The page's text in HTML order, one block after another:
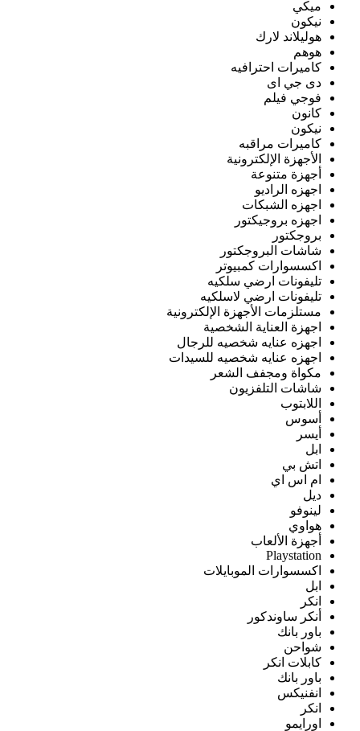
ميكي
نيكون
هوليلاند لارك
هوهم
كاميرات احترافيه
دى جي اى
فوجي فيلم
كانون
نيكون
كاميرات مراقبه
الأجهزة الإلكترونية
أجهزة متنوعة
اجهزه الراديو
اجهزه الشبكات
اجهزه بروجيكتور
بروجكتور
شاشات البروجكتور
اكسسوارات كمبيوتر
تليفونات ارضي سلكيه
تليفونات ارضي لاسلكيه
مستلزمات الأجهزة الإلكترونية
اجهزة العناية الشخصية
اجهزه عنايه شخصيه للرجال
اجهزه عنايه شخصيه للسيدات
مكواة ومجفف الشعر
شاشات التلفزيون
اللابتوب
أسوس
أيسر
ابل
اتش بي
ام اس اي
ديل
لينوفو
هواوي
أجهزة الألعاب
Playstation
اكسسوارات الموبايلات
ابل
انكر
أنكر ساوندكور
باور بانك
شواحن
كابلات انكر
باور بانك
انفنيكس
انكر
اورايمو